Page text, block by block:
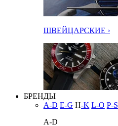
ШВЕЙЦАРСКИЕ ›
БРЕНДЫ
A-D E-G H-K L-O P-S
A-D